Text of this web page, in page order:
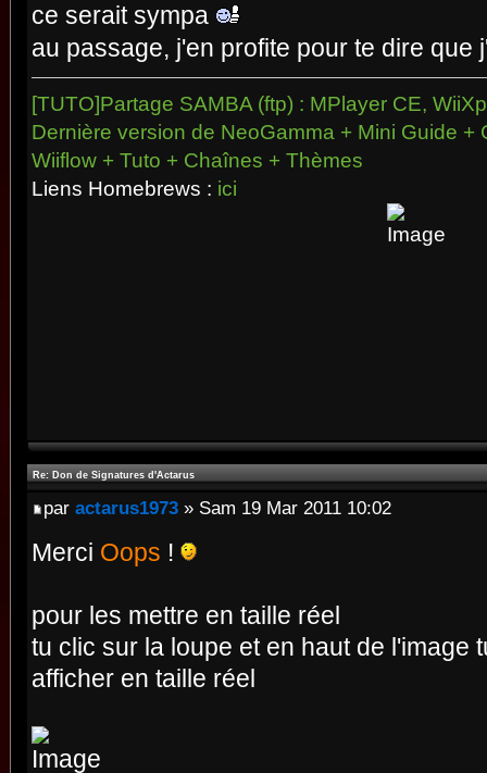
ce serait sympa
au passage, j'en profite pour te dire que
[TUTO]Partage SAMBA (ftp) : MPlayer CE,
Dernière version de NeoGamma + Mini Guide +
Wiiflow + Tuto + Chaînes + Thèmes
Liens Homebrews : ici
Re: Don de Signatures d'Actarus
par actarus1973 » Sam 19 Mar 2011 10:02
Merci Oops !
pour les mettre en taille réel
tu clic sur la loupe et en haut de l'image
afficher en taille réel